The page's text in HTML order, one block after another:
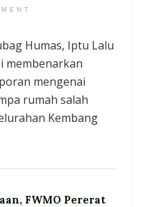
Humas, Iptu Lalu
membenarkan
mengenai
rumah salah
Kembang
FWMO Pererat